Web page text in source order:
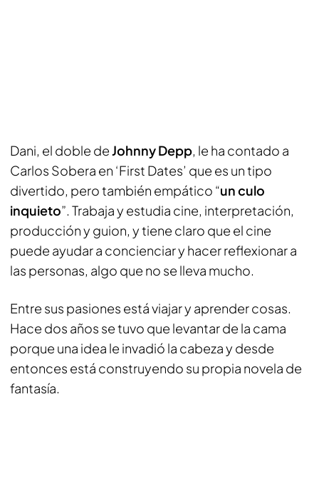
Dani, el doble deJohnny Depp, le ha contado a
Carlos Sobera en ‘First Dates’ que es un tipo
divertido, pero también empático “un culo
inquieto”. Trabaja y estudia cine, interpretación,
producción y guion, y tiene claro que el cine
puede ayudar a concienciar y hacer reflexionar a
las personas, algo que no se lleva mucho.
Entre sus pasiones está viajar y aprender cosas.
Hace dos años se tuvo que levantar de la cama
porque una idea le invadió la cabeza y desde
entonces está construyendo su propia novela de
fantasía.